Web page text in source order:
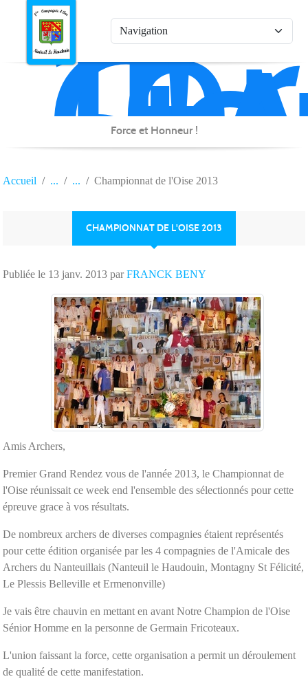
de
Force et Honneur !
Accueil Championnat de l'Oise 2013
CHAMPIONNAT DE L'OISE 2013
Publiée le 13 janv. 2013 parFRANCK BENY
Amis Archers,
Premier Grand Rendez vous de l'année 2013, le Championnat de
l'Oise réunissait ce week end l'ensemble des sélectionnés pour cette
épreuve grace à vos résultats.
De nombreux archers de diverses compagnies étaient représentés
pour cette édition organisée par les 4 compagnies de l'Amicale des
Archers du Nanteuillais (Nanteuil le Haudouin, Montagny St Félicité,
Le Plessis Belleville et Ermenonville)
Je vais être chauvin en mettant en avant Notre Champion de l'Oise
Sénior Homme en la personne de Germain Fricoteaux.
L'union faissant la force, cette organisation a permit un déroulement
de qualité de cette manifestation.
Panneau de gestion des cookies